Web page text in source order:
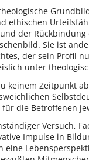
ethischen
der
Sie ist
der sein Profil
unter
keinem Zeitpunkt
die Betroffenen
Versuch,
Impulse in
eine